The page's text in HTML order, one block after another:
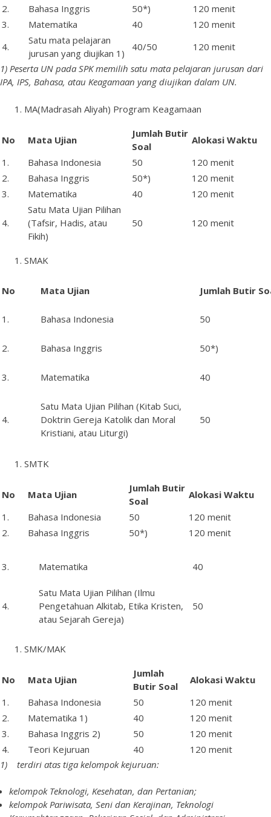
2.
Bahasa Inggris 50*)
120 menit
3.
Matematika 40
120 menit
4.
Satu mata pelajaran
jurusan yang diujikan 1)
40/50
120 menit
1) Peserta UN pada SPK memilih satu mata pelajaran jurusan dari
IPA, IPS, Bahasa, atau Keagamaan yang diujikan dalam UN.
MA(Madrasah Aliyah) Program Keagamaan
No Mata Ujian
Jumlah Butir
Soal
Alokasi Waktu
1.
Bahasa Indonesia 50
120 menit
2.
Bahasa Inggris 50*)
120 menit
3.
Matematika 40 120 menit
4.
Satu Mata Ujian Pilihan
(Tafsir, Hadis, atau
Fikih)
50 120 menit
SMAK
No Mata Ujian Jumlah Butir
1. Bahasa Indonesia 50
2. Bahasa Inggris 50*)
3. Matematika 40
4.
Satu Mata Ujian Pilihan (Kitab Suci,
Doktrin Gereja Katolik dan Moral
Kristiani, atau Liturgi)
50
SMTK
No Mata Ujian
Jumlah Butir
Soal
Alokasi Waktu
1.
Bahasa Indonesia 50
120 menit
2.
Bahasa Inggris 50*) 120 menit
3. Matematika 40
4.
Satu Mata Ujian Pilihan (Ilmu
Pengetahuan Alkitab, Etika Kristen,
atau Sejarah Gereja)
50
SMK/MAK
No Mata Ujian
Jumlah
Butir Soal
Alokasi Waktu
1.
Bahasa Indonesia 50
120 menit
2.
Matematika 1) 40
120 menit
3.
Bahasa Inggris 2) 50
120 menit
4.
Teori Kejuruan 40
120 menit
1) terdiri atas tiga kelompok kejuruan:
kelompok Teknologi, Kesehatan, dan Pertanian;
kelompok Pariwisata, Seni dan Kerajinan, Teknologi